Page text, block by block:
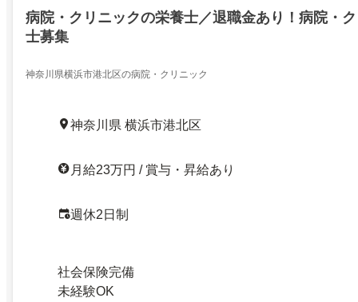
病院・クリニックの栄養士／退職金あり！病院・
士募集
神奈川県横浜市港北区の病院・クリニック
神奈川県 横浜市港北区
月給23万円 / 賞与・昇給あり
週休2日制
社会保険完備
未経験OK